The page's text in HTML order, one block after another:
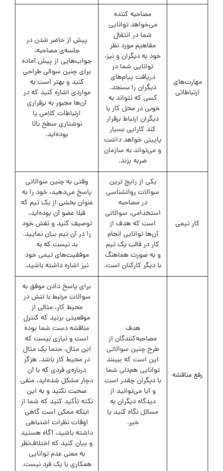
مهارت‌های
ارتباطاتی
مصاحبه کننده
می‌خواهد توانایی
شما در انتقال
مفاهیم مورد نظر
خود به دیگران و نیز،
توانایی شما در
دریافت پیام‌های
دیگران را بسنجد.
کسی که نتواند به
خوبی در محل کار با
دیگران ارتباط برقرار
کند کارایی بسیار
پایینی خواهد داشت
و می‌تواند به سازمان
ضربه بزند.
پیش از حاضر شدن در
جلسه‌ی مصاحبه،
جواب‌هایی از پیش آماده
برای چنین سوالی طراحی
کنید و بهتر است به
مواردی اشاره کنید که در
آن‌ها مجبور به برقراری
ارتباطات کلامی یا
نوشتاری سطح بالا
بوده‌اید.
کار تیمی
یکی از رایج ترین
سوالات روانشناسی
در مصاحبه
استخدامی، سوالاتی
است که هدف از
آن‌ها توانایی انجام
کار در قالب یک تیم
و به صورت هماهنگ
با دیگر کارکنان است.
وقتی به چنین سوالاتی
پاسخ می‌دهید، خود را به
عنوان بخشی از یک تیم که
قبلا عضو آن بوده‌اید،
توصیف کنید و نقش خود
را در آن تیم بیان نمایید.
بد نیست که به
موفقیت‌های تیمی خود
نیز اشاره داشته باشید.
رفع مناقشه
هدف
مصاحبه‌کنندگان از
طرح چنین سوالاتی
این است که ببینند
توانایی هم‌دلی شما
با دیگران چقدر است
و آیا می‌توانید از
دیدگاه دیگران به
مسائل نگاه کنید یا
خیر.
برای پاسخ دادن موفق به
سوالات مرتبط با تنش در
محیط کار، مثالی از
موقعیتی بزنید که کنترل
مناقشه دست شما بوده
است و نیازی نیست که
این مثال، حتما یک مثال
در محیط کار باشد. هزگر
درباره‌ی فردی که با آن
دچار مشکل شده‌اید، منفی
صحبت نکنید و به این
نکته تأکید کنید که شما از
اینکه ممکن است گاهی
اوقات نظرات اشتباهی
داشته باشید، آگاه هستید
و بیان کنید که اختلاف‌نظر
به معنی عدم توانایی
همکاری با یک فرد نیست.